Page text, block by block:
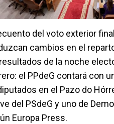
del voto exterior
cambios en el
de la noche
el PPdeG contará con
en el Pazo do
del PSdeG y uno de
Europa Press.